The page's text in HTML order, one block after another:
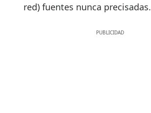
red) fuentes nunca precisadas.